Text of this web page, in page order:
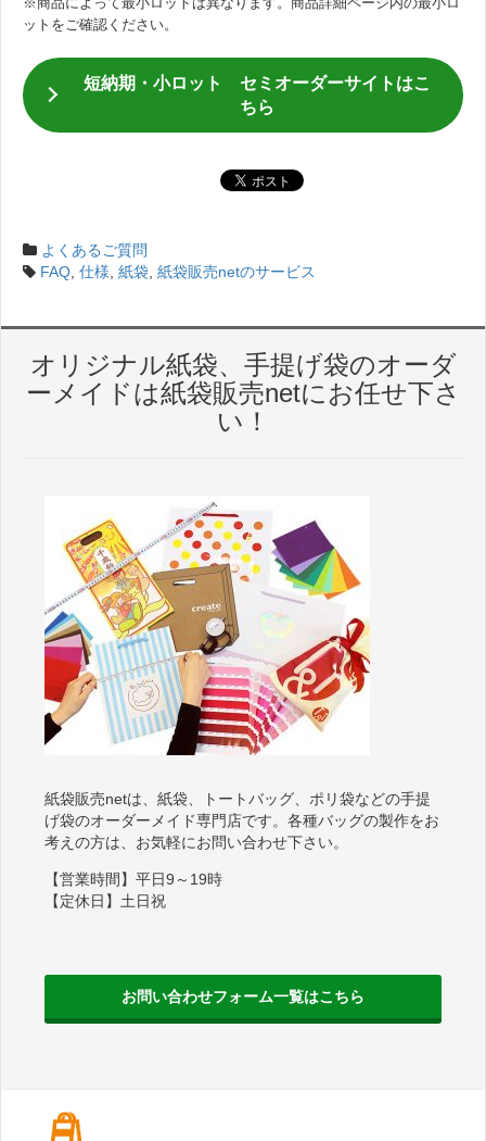
ットをご確認ください。
短納期・小ロット セミオーダーサイトはこ
ちら
よくあるご質問
FAQ, 仕様, 紙袋, 紙袋販売netのサービス
オリジナル紙袋、手提げ袋のオーダ
ーメイドは紙袋販売netにお任せ下さ
い！
紙袋販売netは、紙袋、トートバッグ、ポリ袋などの手提
げ袋のオーダーメイド専門店です。各種バッグの製作をお
考えの方は、お気軽にお問い合わせ下さい。
【営業時間】平日9～19時
【定休日】土日祝
お問い合わせフォーム一覧はこちら